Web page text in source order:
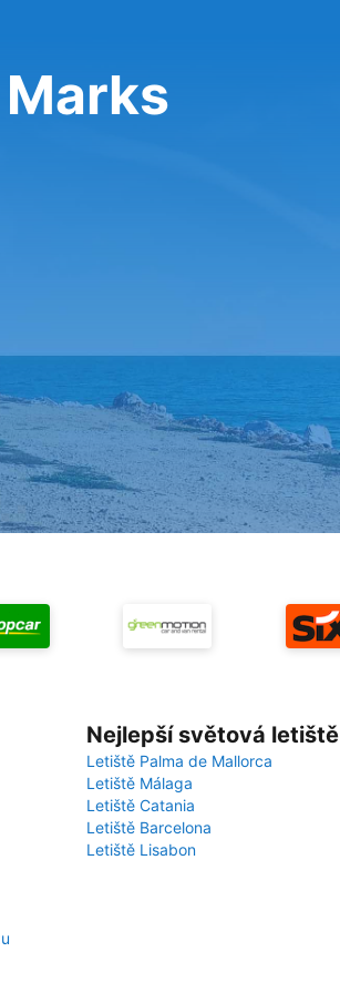
Nejlepší světová letiště
Letiště Palma de Mallorca
Letiště Málaga
Letiště Catania
Letiště Barcelona
Letiště Lisabon